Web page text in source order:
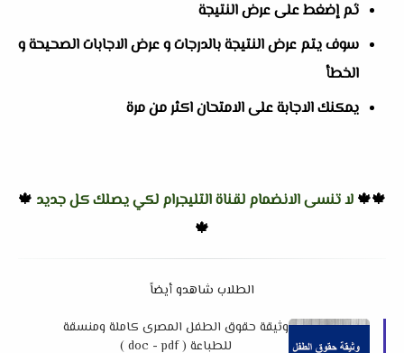
ثم إضغط على عرض النتيجة
سوف يتم عرض النتيجة بالدرجات و عرض الاجابات الصحيحة و
الخطأ
يمكنك الاجابة على الامتحان اكثر من مرة
🍁🍁 لا تنسى الانضمام لقناة التليجرام لكي يصلك كل جديد 🍁
🍁
الطلاب شاهدو أيضاً
وثيقة حقوق الطفل المصرى كاملة ومنسقة
للطباعة ( doc - pdf )